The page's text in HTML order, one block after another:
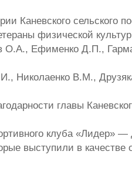
Каневского сельского
физической
О.А., Ефименко Д.П.,
Николаенко В.М.,
главы
клуба «Лидер»
выступили в качестве